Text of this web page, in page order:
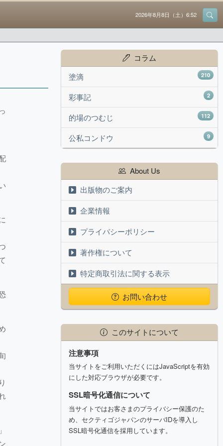
2026年8月8日（土）6:52
コラム
塗滴
210
彩事記 2
的場のつむじ 112
公私コンドウ 9
About Us
出版物のご案内
企業情報
プライバシーポリシー
著作権について
特定商取引法に関する表示
お問い合わせ
このサイトについて
注意事項
当サイトをご利用いただくにはJavaScriptを有効
にした対応ブラウザが必要です。
SSL暗号化通信について
当サイトではお客さまのプライバシー保護のた
め、セクティゴジャパンのサーバIDを導入し
SSL暗号化通信を採用しています。